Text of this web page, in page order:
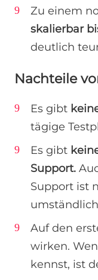
Zu einem
skalierbar
deutlich
Nachteile
Es gibt
tägige
Es gibt
Support.
Support ist
Auf den
wirken.
kennst, ist